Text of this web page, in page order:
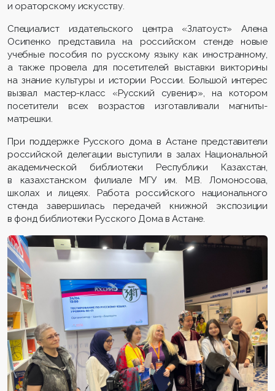
и ораторскому искусству.
Специалист издательского центра «Златоуст» Алена
Осипенко представила на российском стенде новые
учебные пособия по русскому языку как иностранному,
а также провела для посетителей выставки викторины
на знание культуры и истории России. Большой интерес
вызвал мастер-класс «Русский сувенир», на котором
посетители всех возрастов изготавливали магниты-
матрешки.
При поддержке Русского дома в Астане представители
российской делегации выступили в залах Национальной
академической библиотеки Республики Казахстан,
в казахстанском филиале МГУ им. М.В. Ломоносова,
школах и лицеях. Работа российского национального
стенда завершилась передачей книжной экспозиции
в фонд библиотеки Русского Дома в Астане.